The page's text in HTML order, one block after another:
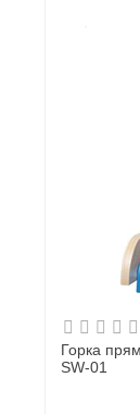
Горка
SW-01